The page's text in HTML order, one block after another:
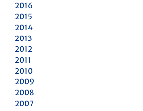
2016
2015
2014
2013
2012
2011
2010
2009
2008
2007